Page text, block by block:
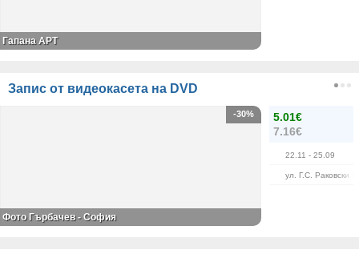
Гапана АРТ
Запис от видеокасета на DVD
5.01€
7.16€
22.11 - 25.09
ул. Г.С. Раковски
-30%
Фото Гърбачев - София